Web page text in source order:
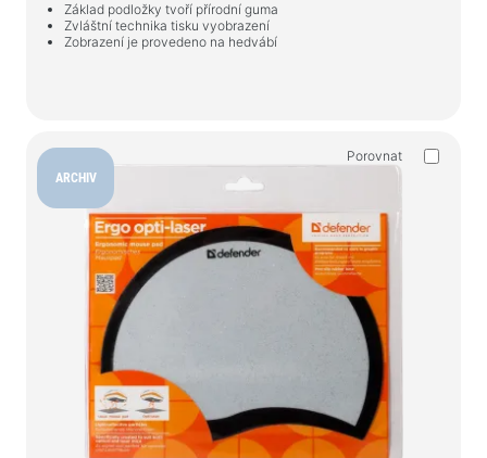
Základ podložky tvoří přírodní guma
Zvláštní technika tisku vyobrazení
Zobrazení je provedeno na hedvábí
ARCHIV
Porovnat